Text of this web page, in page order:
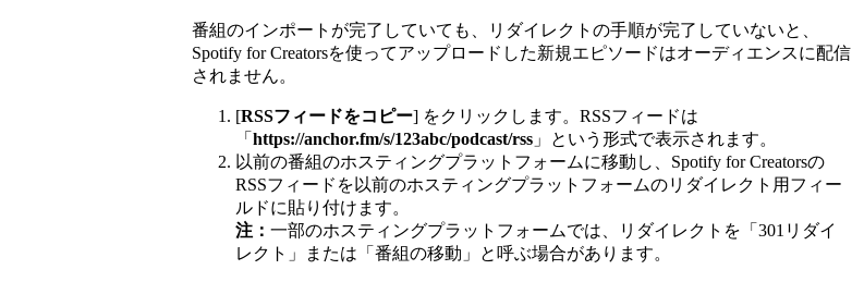
番組のインポートが完了していても、リダイレクトの手順が完了していないと、
Spotify for Creatorsを使ってアップロードした新規エピソードはオーディエンスに配信
されません。
[RSSフィードをコピー] をクリックします。RSSフィードは
「 https://anchor.fm/s/123abc/podcast/rss 」という形式で表示されます。
以前の番組のホスティングプラットフォームに移動し、Spotify for Creatorsの
RSSフィードを以前のホスティングプラットフォームのリダイレクト用フィー
ルドに貼り付けます。
注： 一部のホスティングプラットフォームでは、リダイレクトを「301リダイ
レクト」または「番組の移動」と呼ぶ場合があります。